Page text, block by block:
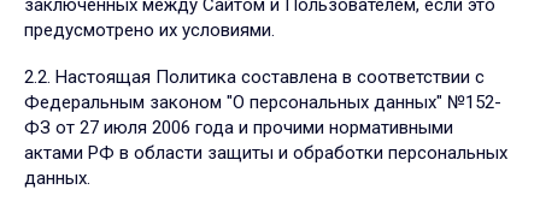
заключенных между Сайтом и Пользователем, если это
предусмотрено их условиями.
2.2. Настоящая Политика составлена в соответствии с
Федеральным законом "О персональных данных" №152-
ФЗ от 27 июля 2006 года и прочими нормативными
актами РФ в области защиты и обработки персональных
данных.